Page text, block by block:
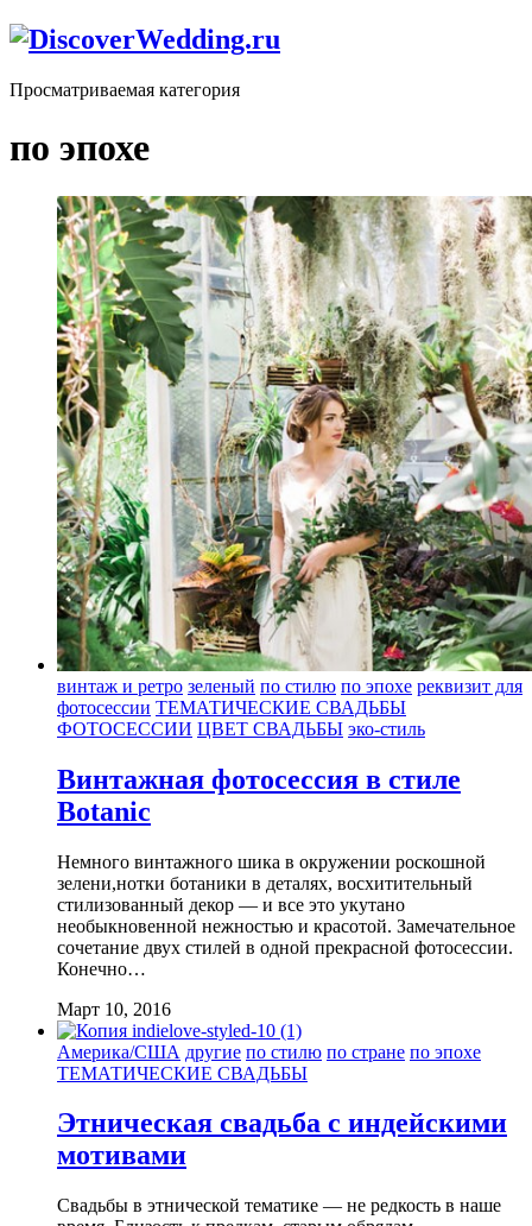
Просматриваемая категория
по эпохе
винтаж и ретро зеленый по стилю по эпохе реквизит для
фотосессии ТЕМАТИЧЕСКИЕ СВАДЬБЫ
ФОТОСЕССИИ ЦВЕТ СВАДЬБЫ эко-стиль
Винтажная фотосессия в стиле
Botanic
Немного винтажного шика в окружении роскошной
зелени,нотки ботаники в деталях, восхитительный
стилизованный декор — и все это укутано
необыкновенной нежностью и красотой. Замечательное
сочетание двух стилей в одной прекрасной фотосессии.
Конечно…
Март 10, 2016
Америка/США другие по стилю по стране по эпохе
ТЕМАТИЧЕСКИЕ СВАДЬБЫ
Этническая свадьба с индейскими
мотивами
Свадьбы в этнической тематике — не редкость в наше